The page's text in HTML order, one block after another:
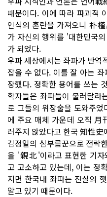
때문이다. 이에 따라 파괴적
인식의 혼란을 가져오니 朴
가 자신의 행위를 '대한민국
가 되었다.
우파 세상에서는 좌파가 반역
잡을 수 없다. 이를 잘 아는
장했다. 정확한 용어를 쓰는
학자들은 좌파들이 불러달라
로 그들의 위장술을 도와주
에 주요 매체 가운데 오직
러주지 않았다고 한국 知性史
김정일의 심부름꾼으로 전락
을 '親北'이라고 표현한 기자
고 고소하고 있는데, 이는 정
지면 한국내 좌파는 진실의
알고 있기 때문이다.